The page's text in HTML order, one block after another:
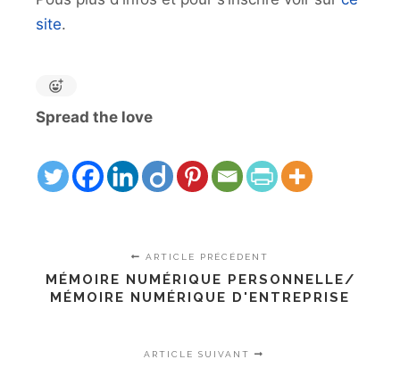
site.
Spread the love
ARTICLE PRÉCÉDENT
MÉMOIRE NUMÉRIQUE PERSONNELLE/
MÉMOIRE NUMÉRIQUE D'ENTREPRISE
ARTICLE SUIVANT